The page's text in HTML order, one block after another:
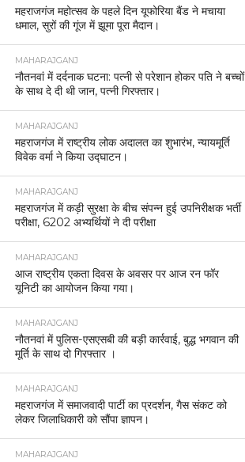
महराजगंज महोत्सव के पहले दिन यूफोरिया बैंड ने मचाया
धमाल, सुरों की गूंज में झूमा पूरा मैदान।
MAHARAJGANJ
नौतनवां में दर्दनाक घटना: पत्नी से परेशान होकर पति ने बच्चों
के साथ दे दी थी जान, पत्नी गिरफ्तार।
MAHARAJGANJ
महराजगंज में राष्ट्रीय लोक अदालत का शुभारंभ, न्यायमूर्ति
विवेक वर्मा ने किया उद्घाटन।
MAHARAJGANJ
महराजगंज में कड़ी सुरक्षा के बीच संपन्न हुई उपनिरीक्षक भर्ती
परीक्षा, 6202 अभ्यर्थियों ने दी परीक्षा
MAHARAJGANJ
आज राष्ट्रीय एकता दिवस के अवसर पर आज रन फॉर
यूनिटी का आयोजन किया गया।
MAHARAJGANJ
नौतनवां में पुलिस-एसएसबी की बड़ी कार्रवाई, बुद्ध भगवान की
मूर्ति के साथ दो गिरफ्तार ।
MAHARAJGANJ
महराजगंज में समाजवादी पार्टी का प्रदर्शन, गैस संकट को
लेकर जिलाधिकारी को सौंपा ज्ञापन।
MAHARAJGANJ